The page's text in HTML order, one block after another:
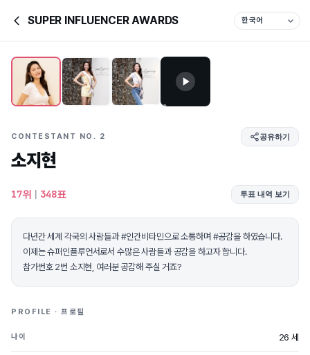
SUPER INFLUENCER AWARDS
CONTESTANT NO. 2 공유하기
소지현
17위 | 348표 투표 내역 보기
다년간 세계 각국의 사람들과 #인간비타민으로 소통하며 #공감을 하였습니다.
이제는 슈퍼인플루언서로서 수많은 사람들과 공감을 하고자 합니다.
참가번호 2번 소지현, 여러분 공감해 주실 거죠?
PROFILE · 프로필
나이 26 세